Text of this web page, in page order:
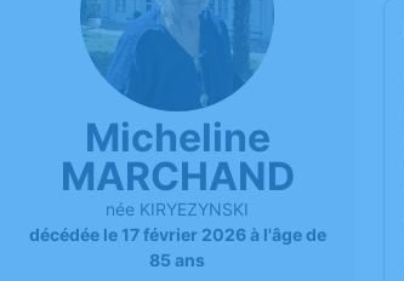
Micheline
MARCHAND
née KIRYEZYNSKI
décédée le 17 février 2026 à l'âge de
85 ans